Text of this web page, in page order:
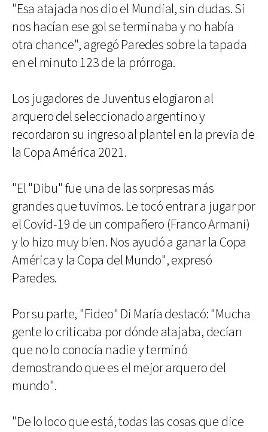
"Esa atajada nos dio el Mundial, sin dudas. Si
nos hacían ese gol se terminaba y no había
otra chance", agregó Paredes sobre la tapada
en el minuto 123 de la prórroga.
Los jugadores de Juventus elogiaron al
arquero del seleccionado argentino y
recordaron su ingreso al plantel en la previa de
la Copa América 2021.
"El "Dibu" fue una de las sorpresas más
grandes que tuvimos. Le tocó entrar a jugar por
el Covid-19 de un compañero (Franco Armani)
y lo hizo muy bien. Nos ayudó a ganar la Copa
América y la Copa del Mundo", expresó
Paredes.
Por su parte, "Fideo" Di María destacó: "Mucha
gente lo criticaba por dónde atajaba, decían
que no lo conocía nadie y terminó
demostrando que es el mejor arquero del
mundo".
"De lo loco que está, todas las cosas que dice